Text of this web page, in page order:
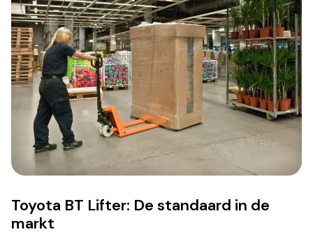
Toyota BT Lifter: De standaard in de
markt